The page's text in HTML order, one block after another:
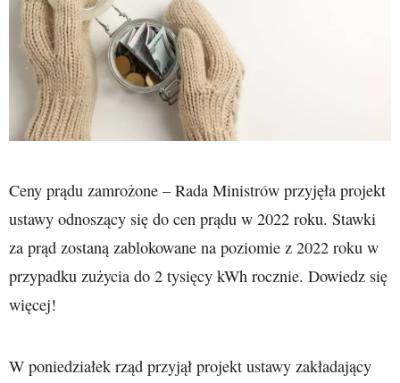
Ceny prądu zamrożone – Rada Ministrów przyjęła projekt
ustawy odnoszący się do cen prądu w 2022 roku. Stawki
za prąd zostaną zablokowane na poziomie z 2022 roku w
przypadku zużycia do 2 tysięcy kWh rocznie. Dowiedz się
więcej!
W poniedziałek rząd przyjął projekt ustawy zakładający